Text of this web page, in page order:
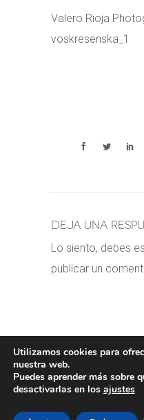
Valero Rioja
voskresenska_1
Deja una
Lo siento, debes
publicar un
POLÍTICA DE
Utilizamos cookies para
nuestra web.
Puedes aprender más sobre
desactivarlas en los ajustes